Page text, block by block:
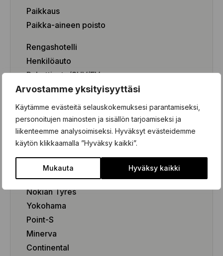
Arvostamme yksityisyyttäsi
Käytämme evästeitä selauskokemuksesi parantamiseksi,
personoitujen mainosten ja sisällön tarjoamiseksi ja
liikenteemme analysoimiseksi. Hyväksyt evästeidemme
käytön klikkaamalla ”Hyväksy kaikki”.
Mukauta Hyväksy kaikki
Paikkaus
Paikka-aineen poisto
Rengashotelli
Henkilöauto
Pakettiauto/SUV/EV
Renkaat
Renkaat
Kesärenkaat
Talvirenkaat
Nokian Tyres
Yokohama
Point-S
Minerva
Continental